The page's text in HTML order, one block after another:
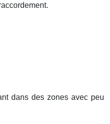
dans des zones avec peu